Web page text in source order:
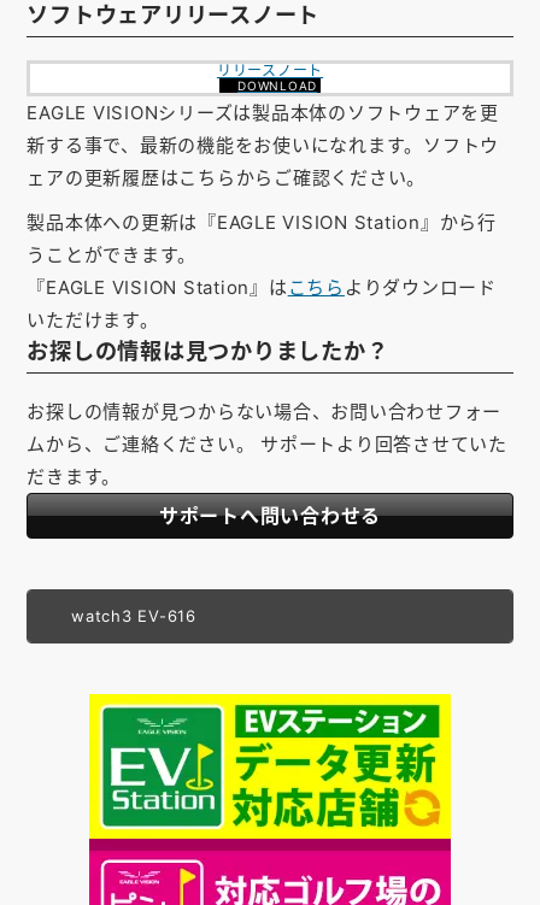
ソフトウェアリリースノート
リリースノート
DOWNLOAD
EAGLE VISIONシリーズは製品本体のソフトウェアを更
新する事で、最新の機能をお使いになれます。ソフトウ
ェアの更新履歴はこちらからご確認ください。
製品本体への更新は『EAGLE VISION Station』から行
うことができます。
『EAGLE VISION Station』は こちら よりダウンロード
いただけます。
お探しの情報は見つかりましたか？
お探しの情報が見つからない場合、お問い合わせフォー
ムから、ご連絡ください。 サポートより回答させていた
だきます。
サポートへ問い合わせる
watch3 EV-616